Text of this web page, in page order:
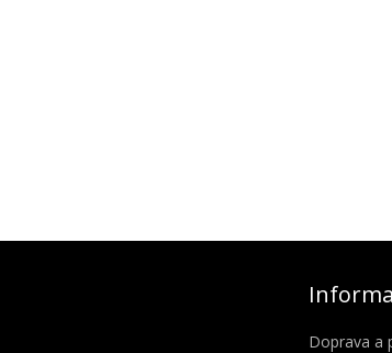
Doprava a